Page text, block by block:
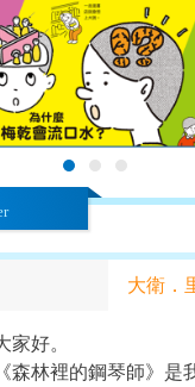
大衛．
家好。
《森林裡的鋼琴師》是